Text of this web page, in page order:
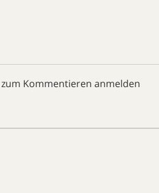
Kommentieren anmelden